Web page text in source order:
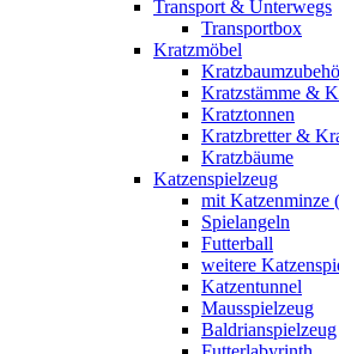
Transport & Unterwegs
Transportbox
Kratzmöbel
Kratzstämme &
Kratztonnen
Kratzbretter &
Kratzbäume
Katzenspielzeug
mit Katzenminze
Spielangeln
Futterball
weitere
Katzentunnel
Mausspielzeug
Baldrianspielzeug